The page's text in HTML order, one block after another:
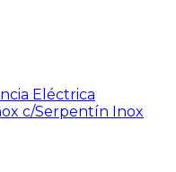
Eléctrica
c/Serpentín Inox